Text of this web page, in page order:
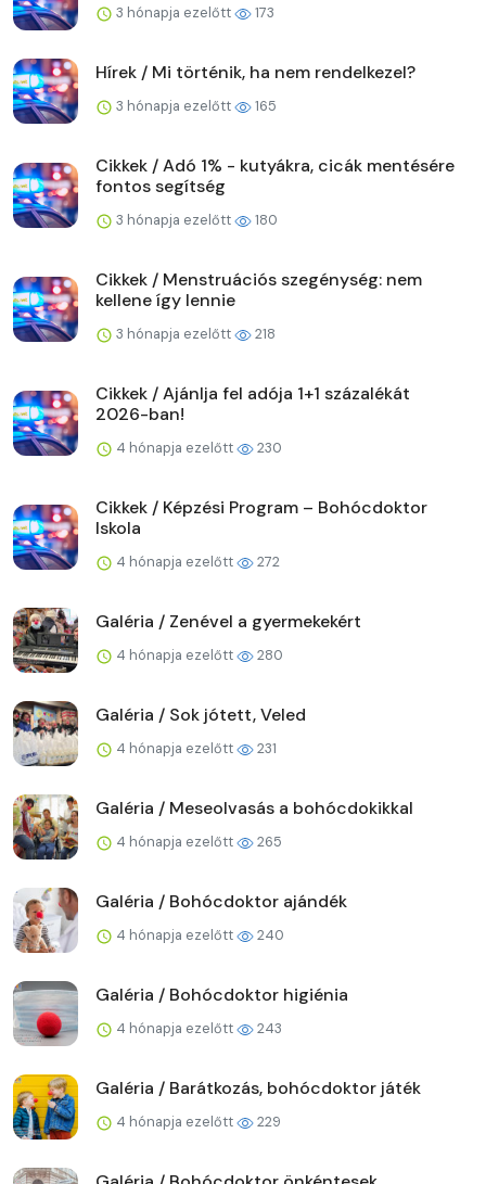
3 hónapja ezelőtt 173
Hírek / Mi történik, ha nem rendelkezel?
3 hónapja ezelőtt 165
Cikkek / Adó 1% - kutyákra, cicák mentésére
fontos segítség
3 hónapja ezelőtt 180
Cikkek / Menstruációs szegénység: nem
kellene így lennie
3 hónapja ezelőtt 218
Cikkek / Ajánlja fel adója 1+1 százalékát
2026-ban!
4 hónapja ezelőtt 230
Cikkek / Képzési Program – Bohócdoktor
Iskola
4 hónapja ezelőtt 272
Galéria / Zenével a gyermekekért
4 hónapja ezelőtt 280
Galéria / Sok jótett, Veled
4 hónapja ezelőtt 231
Galéria / Meseolvasás a bohócdokikkal
4 hónapja ezelőtt 265
Galéria / Bohócdoktor ajándék
4 hónapja ezelőtt 240
Galéria / Bohócdoktor higiénia
4 hónapja ezelőtt 243
Galéria / Barátkozás, bohócdoktor játék
4 hónapja ezelőtt 229